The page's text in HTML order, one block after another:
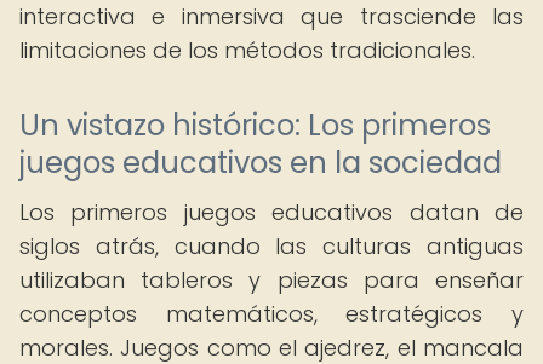
interactiva e inmersiva que trasciende las
limitaciones de los métodos tradicionales.
Un vistazo histórico: Los primeros
juegos educativos en la sociedad
Los primeros juegos educativos datan de
siglos atrás, cuando las culturas antiguas
utilizaban tableros y piezas para enseñar
conceptos matemáticos, estratégicos y
morales. Juegos como el ajedrez, el mancala